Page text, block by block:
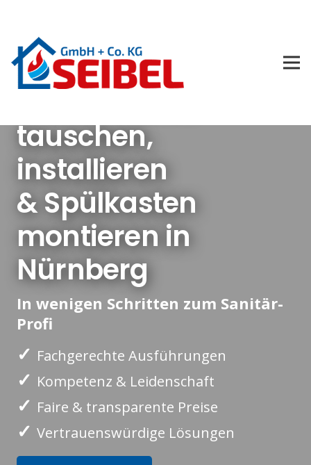
tauschen,
installieren
& Spülkasten
montieren in
Nürnberg
In wenigen Schritten zum Sanitär-
Profi
✓ Fachgerechte Ausführungen
✓ Kompetenz & Leidenschaft
✓ Faire & transparente Preise
✓ Vertrauenswürdige Lösungen